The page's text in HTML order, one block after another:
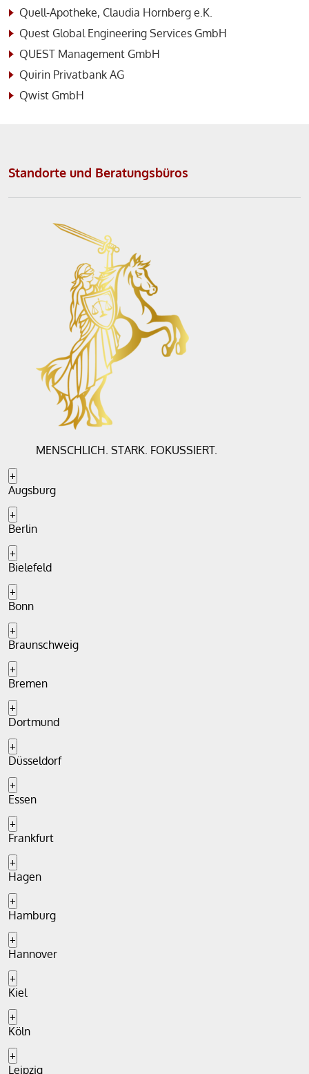
Quell-Apotheke, Claudia Hornberg e.K.
Quest Global Engineering Services GmbH
QUEST Management GmbH
Quirin Privatbank AG
Qwist GmbH
Standorte und Beratungsbüros
MENSCHLICH. STARK. FOKUSSIERT.
+
Augsburg
+
Berlin
+
Bielefeld
+
Bonn
+
Braunschweig
+
Bremen
+
Dortmund
+
Düsseldorf
+
Essen
+
Frankfurt
+
Hagen
+
Hamburg
+
Hannover
+
Kiel
+
Köln
+
Leipzig